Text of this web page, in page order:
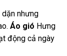
nhưng
Áo gió Hưng
động cả ngày